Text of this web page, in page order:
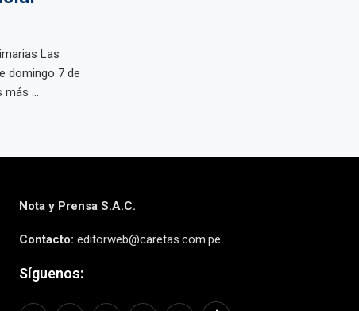
Las
domingo 7 de
más ...
Nota y Prensa S.A.C.
Contacto: editorweb@caretas.com.pe
Síguenos: